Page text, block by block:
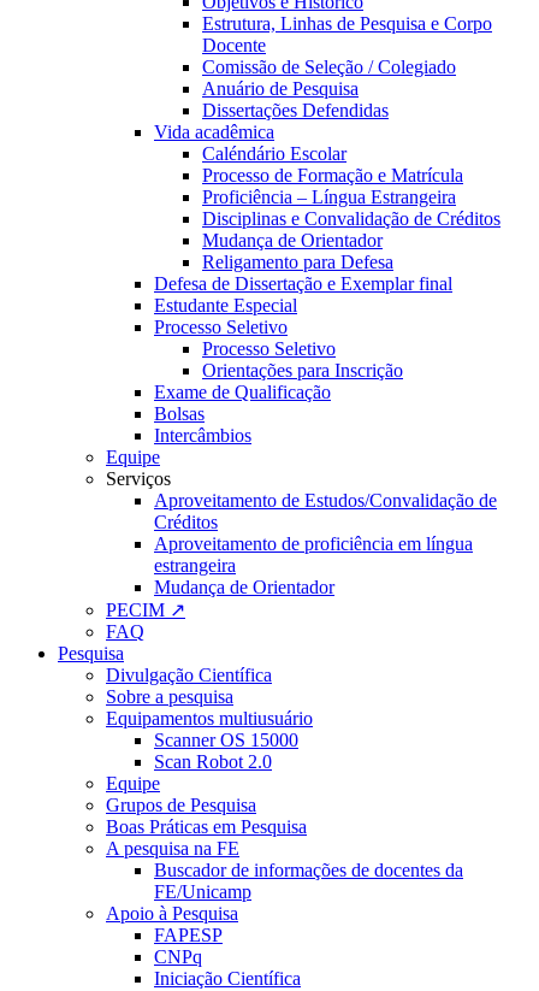
Estrutura, Linhas de Pesquisa e Corpo
Docente
Comissão de Seleção / Colegiado
Anuário de Pesquisa
Dissertações Defendidas
Vida acadêmica
Caléndário Escolar
Processo de Formação e Matrícula
Proficiência – Língua Estrangeira
Disciplinas e Convalidação de Créditos
Mudança de Orientador
Religamento para Defesa
Defesa de Dissertação e Exemplar final
Estudante Especial
Processo Seletivo
Processo Seletivo
Orientações para Inscrição
Exame de Qualificação
Bolsas
Intercâmbios
Equipe
Serviços
Aproveitamento de Estudos/Convalidação de
Créditos
Aproveitamento de proficiência em língua
estrangeira
Mudança de Orientador
PECIM ↗
FAQ
Pesquisa
Divulgação Científica
Sobre a pesquisa
Equipamentos multiusuário
Scanner OS 15000
Scan Robot 2.0
Equipe
Grupos de Pesquisa
Boas Práticas em Pesquisa
A pesquisa na FE
Buscador de informações de docentes da
FE/Unicamp
Apoio à Pesquisa
FAPESP
CNPq
Iniciação Científica